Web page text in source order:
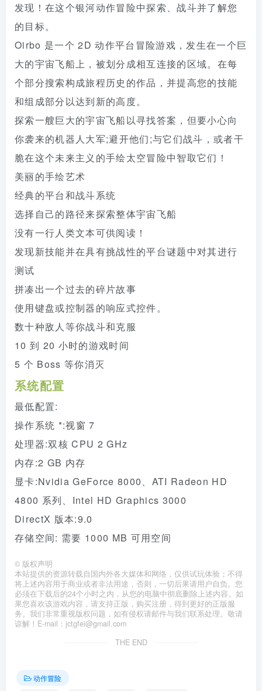
发现！在这个银河动作冒险中探索、战斗并了解您
的目标。
Oirbo 是一个 2D 动作平台冒险游戏，发生在一个巨
大的宇宙飞船上，被划分成相互连接的区域。在每
个部分搜索构成旅程历史的作品，并提高您的技能
和组成部分以达到新的高度。
探索一艘巨大的宇宙飞船以寻找答案，但要小心向
你袭来的机器人大军;避开他们;与它们战斗，或者干
脆在这个未来主义的手绘太空冒险中智取它们！
美丽的手绘艺术
经典的平台和战斗系统
选择自己的路径来探索整体宇宙飞船
没有一行人类文本可供阅读！
发现新技能并在具有挑战性的平台谜题中对其进行
测试
拼凑出一个过去的碎片故事
使用键盘或控制器的响应式控件。
数十种敌人等你战斗和克服
10 到 20 小时的游戏时间
5 个 Boss 等你消灭
系统配置
最低配置:
操作系统 *:视窗 7
处理器:双核 CPU 2 GHz
内存:2 GB 内存
显卡:Nvidia GeForce 8000、ATI Radeon HD
4800 系列、Intel HD Graphics 3000
DirectX 版本:9.0
存储空间: 需要 1000 MB 可用空间
© 版权声明
本站提供的资源转载自国内外各大媒体和网络，仅供试玩体验；不得
将上述内容用于商业或者非法用途，否则，一切后果请用户自负。您
必须在下载后的24个小时之内，从您的电脑中彻底删除上述内容。如
果您喜欢该游戏内容，请支持正版，购买注册，得到更好的正版服
务。我们非常重视版权问题，如有侵权请邮件与我们联系处理。敬请
谅解！E-mail：jctgfei@gmail.com
THE END
动作冒险